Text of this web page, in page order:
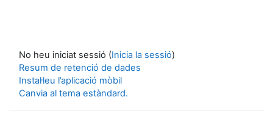
No heu iniciat sessió (Inicia la sessió)
Resum de retenció de dades
Instal·leu l’aplicació mòbil
Canvia al tema estàndard.